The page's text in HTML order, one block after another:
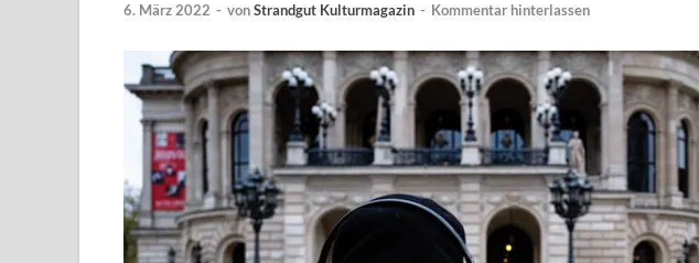
6. März 2022 - vonStrandgut Kulturmagazin - Kommentar hinterlassen